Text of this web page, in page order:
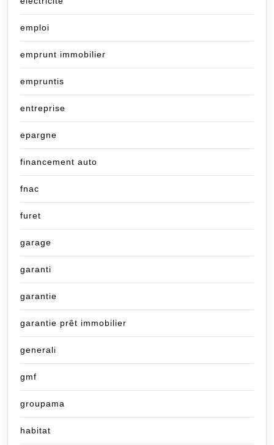
emploi
emprunt immobilier
empruntis
entreprise
epargne
financement auto
fnac
furet
garage
garanti
garantie
garantie prêt immobilier
generali
gmf
groupama
habitat